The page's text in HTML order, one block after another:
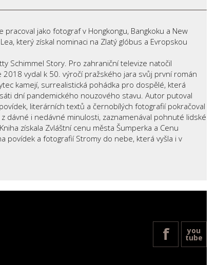
jako fotograf v Hongkongu, Bangkoku a New
který získal nominaci na Zlatý glóbus a Evropskou
Schimmel Story. Pro zahraniční televize natočil
vydal k 50. výročí pražského jara svůj první román
kamejí, surrealistická pohádka pro dospělé, která
dní pandemického nouzového stavu. Autor putoval
literárních textů a černobílých fotografií pokračoval
dávné i nedávné minulosti, zaznamenával pohnuté lidské
získala Zvláštní cenu města Šumperka a Cenu
povídek a fotografií Stromy do nebe, která vyšla i v
f you
tube